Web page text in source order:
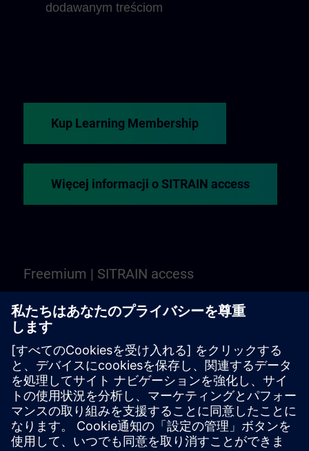
dodawanym treściom
Kup Learning Membership
Więcej informacji o SITRAIN access
Freemium | SITRAIN access
Nie jesteś jeszcze przekonany? Freemium to punkt
startowy, aby poznać wybrane szkolenia i kursy
online z SITRAIN access. Jest darmowe — nie jest
wymagany Learning Membership
Wypróbować Freemium | SITRAIN access